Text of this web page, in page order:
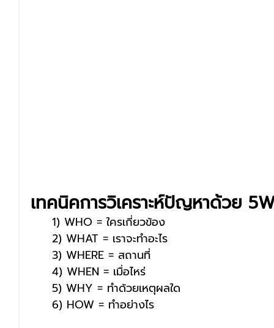
เทคนิคการวิเคราะห์ปัญหาด้วย
     1) WHO = ใครเกี่ยวข้อง
     2) WHAT = เราจะทำอะไร
     3) WHERE = สถานที่
     4) WHEN = เมื่อไหร่
     5) WHY = ทำด้วยเหตุผลใด
     6) HOW = ทำอย่างไร